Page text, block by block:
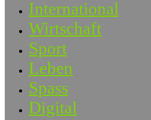
International
Wirtschaft
Sport
Leben
Spass
Digital